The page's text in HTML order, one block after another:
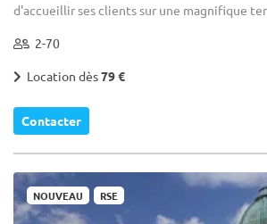
d'accueillir ses clients sur une magnifique
2-70
Location dès79 €
Contacter
NOUVEAU RSE